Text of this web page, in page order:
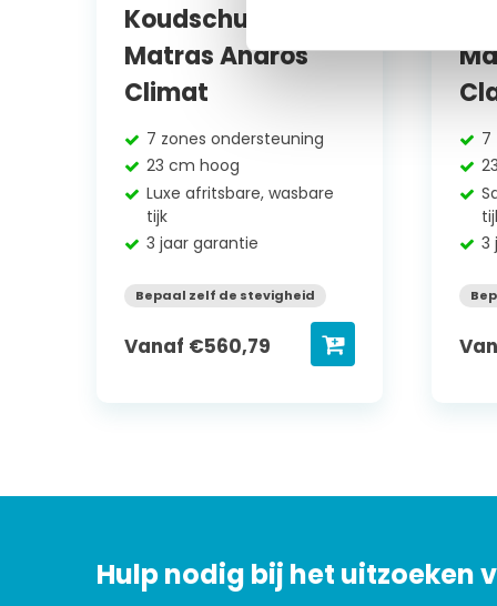
Koudschuim
Matras Andros
Climat
7 zones ondersteuning
23 cm hoog
Luxe afritsbare, wasbare
tijk
3 jaar garantie
Bepaal zelf de stevigheid
Vanaf €560,79
7
3
Hulp nodig bij het uitzoeken